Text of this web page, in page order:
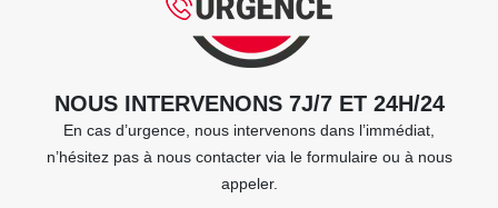
NOUS INTERVENONS 7J/7 ET 24H/24
En cas d’urgence, nous intervenons dans l’immédiat,
n’hésitez pas à nous contacter via le formulaire ou à nous
appeler.